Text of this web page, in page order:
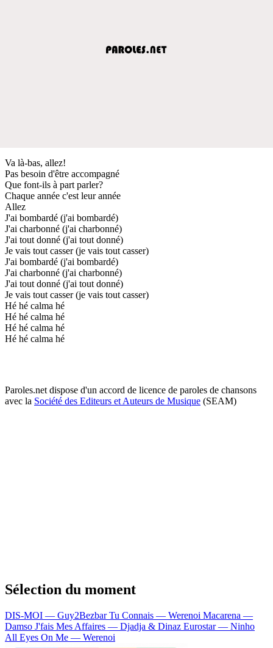
Va là-bas, allez!
Pas besoin d'être accompagné
Que font-ils à part parler?
Chaque année c'est leur année
Allez
J'ai bombardé (j'ai bombardé)
J'ai charbonné (j'ai charbonné)
J'ai tout donné (j'ai tout donné)
Je vais tout casser (je vais tout casser)
J'ai bombardé (j'ai bombardé)
J'ai charbonné (j'ai charbonné)
J'ai tout donné (j'ai tout donné)
Je vais tout casser (je vais tout casser)
Hé hé calma hé
Hé hé calma hé
Hé hé calma hé
Hé hé calma hé
Paroles.net dispose d'un accord de licence de paroles de chansons
avec la Société des Editeurs et Auteurs de Musique (SEAM)
Sélection du moment
DIS-MOI — Guy2BezbarTu Connais — Werenoi Macarena —
Damso J'fais Mes Affaires — Djadja & Dinaz Eurostar — Ninho
All Eyes On Me — Werenoi